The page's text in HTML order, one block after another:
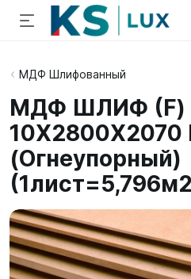
МДФ Шлифованный
МДФ ШЛИФ (F)
10X2800X2070
(Огнеупорный)